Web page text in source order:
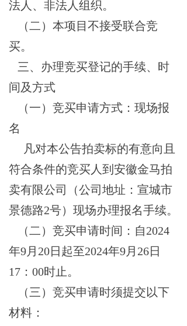
法人、 非法人组织。
（二）本项目不接受联合竞
买。
三、办理竞买登记的手续、时
间及方式
（一）竞买申请方式：现场报
名
凡对本公告拍卖标的有意向且
符合条件的竞买人到安徽金马拍
卖有限公司（公司地址：宣城市
景德路2号）现场办理报名手续。
（二）竞买申请时间：自2024
年9月20日起至2024年9月26日
17：00时止。
（三）竞买申请时须提交以下
材料：